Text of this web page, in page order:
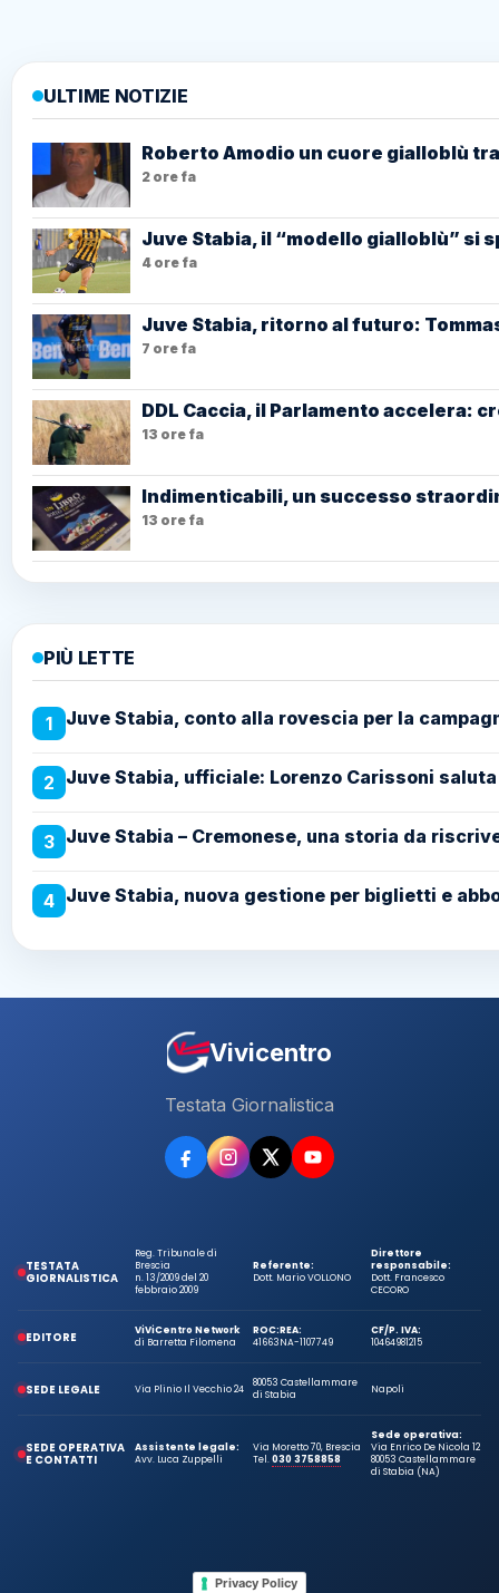
ULTIME NOTIZIE
Roberto Amodio un cuore gialloblù
2 ore fa
Juve Stabia, il “modello gialloblù” si
4 ore fa
Juve Stabia, ritorno al futuro:
7 ore fa
DDL Caccia, il Parlamento accelera:
13 ore fa
Indimenticabili, un successo
13 ore fa
PIÙ LETTE
1 Juve Stabia, conto alla rovescia per la
2 Juve Stabia, ufficiale: Lorenzo Carissoni
3 Juve Stabia – Cremonese, una storia da
4 Juve Stabia, nuova gestione per biglietti e
Vivicentro
Testata Giornalistica
TESTATA
GIORNALISTICA
Reg. Tribunale di
Brescia
n. 13/2009 del 20
febbraio 2009
Referente:
Dott. Mario VOLLONO
Direttore
responsabile:
Dott. Francesco
CECORO
EDITORE
ViViCentro Network
di Barretta Filomena
ROC:
41663
REA:
NA-1107749
CF/P. IVA:
10464981215
SEDE LEGALE Via Plinio Il Vecchio 24
80053 Castellammare
di Stabia
Napoli
SEDE OPERATIVA
E CONTATTI
Assistente legale:
Avv. Luca Zuppelli
Via Moretto 70, Brescia
Tel.030 3758858
Sede operativa:
Via Enrico De Nicola 12
80053 Castellammare
di Stabia (NA)
Privacy Policy